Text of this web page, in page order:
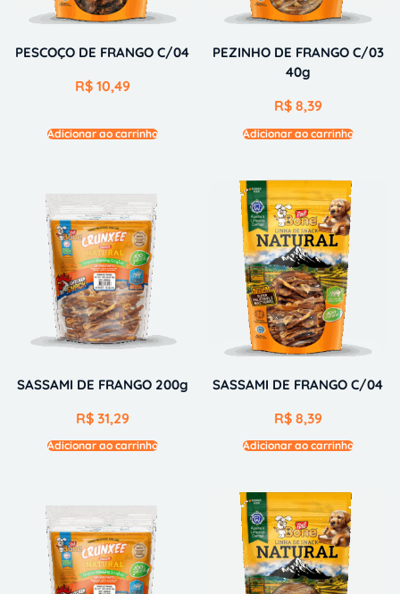
PESCOÇO DE FRANGO C/04
R$10,49
Adicionar ao carrinho
PEZINHO DE FRANGO C/03
40g
R$8,39
Adicionar ao carrinho
SASSAMI DE FRANGO 200g
R$31,29
Adicionar ao carrinho
SASSAMI DE FRANGO C/04
R$8,39
Adicionar ao carrinho